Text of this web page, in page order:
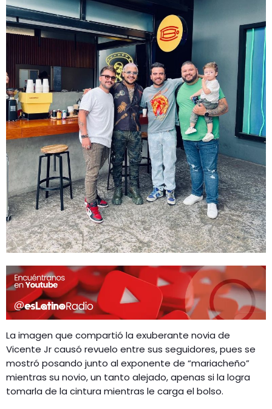
La imagen que compartió la exuberante novia de
Vicente Jr causó revuelo entre sus seguidores, pues se
mostró posando junto al exponente de “mariacheño”
mientras su novio, un tanto alejado, apenas si la logra
tomarla de la cintura mientras le carga el bolso.